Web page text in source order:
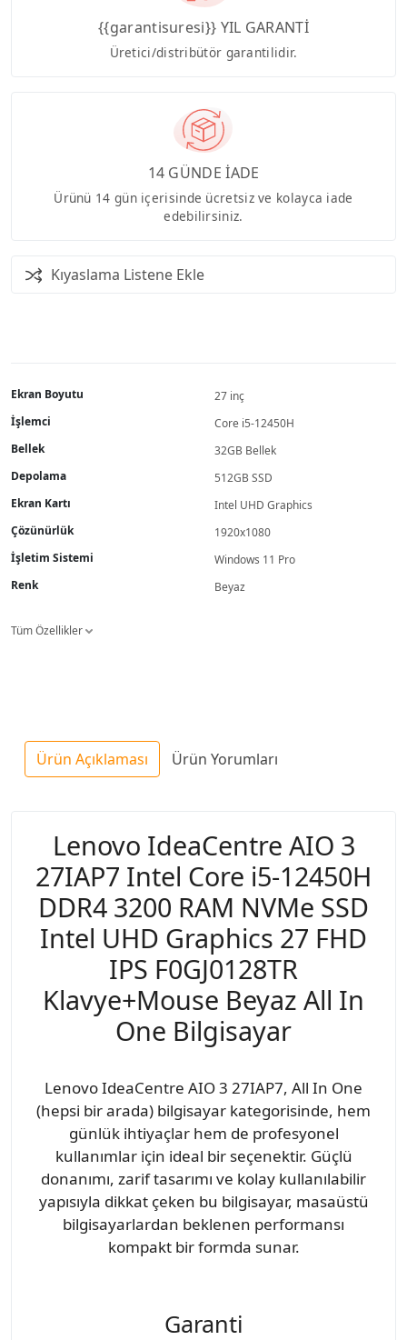
{{garantisuresi}} YIL GARANTİ
Üretici/distribütör garantilidir.
14 GÜNDE İADE
Ürünü 14 gün içerisinde ücretsiz ve kolayca iade
edebilirsiniz.
Kıyaslama Listene Ekle
Ekran Boyutu
27 inç
İşlemci
Core i5-12450H
Bellek
32GB Bellek
Depolama
512GB SSD
Ekran Kartı
Intel UHD Graphics
Çözünürlük
1920x1080
İşletim Sistemi
Windows 11 Pro
Renk
Beyaz
Tüm Özellikler
Ürün Açıklaması Ürün Yorumları
Lenovo IdeaCentre AIO 3
27IAP7 Intel Core i5-12450H
DDR4 3200 RAM NVMe SSD
Intel UHD Graphics 27 FHD
IPS F0GJ0128TR
Klavye+Mouse Beyaz All In
One Bilgisayar
Lenovo IdeaCentre AIO 3 27IAP7, All In One
(hepsi bir arada) bilgisayar kategorisinde, hem
günlük ihtiyaçlar hem de profesyonel
kullanımlar için ideal bir seçenektir. Güçlü
donanımı, zarif tasarımı ve kolay kullanılabilir
yapısıyla dikkat çeken bu bilgisayar, masaüstü
bilgisayarlardan beklenen performansı
kompakt bir formda sunar.
Garanti